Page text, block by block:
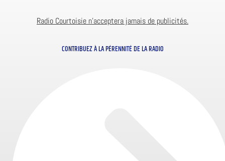
Radio Courtoisie n’acceptera jamais de publicités.
CONTRIBUEZ À LA PÉRENNITÉ DE LA RADIO